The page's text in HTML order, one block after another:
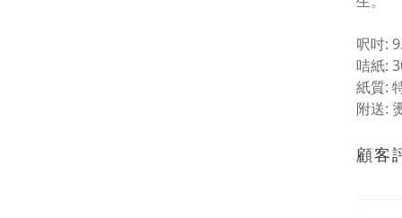
呎吋:
咭紙:
紙質:
附送:
顧客